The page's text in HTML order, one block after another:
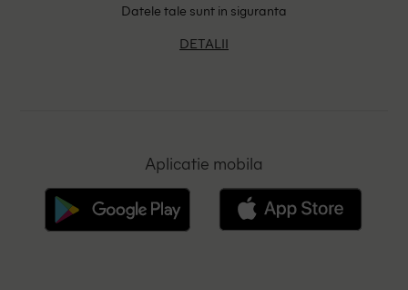
Datele tale sunt in siguranta
DETALII
Aplicatie mobila